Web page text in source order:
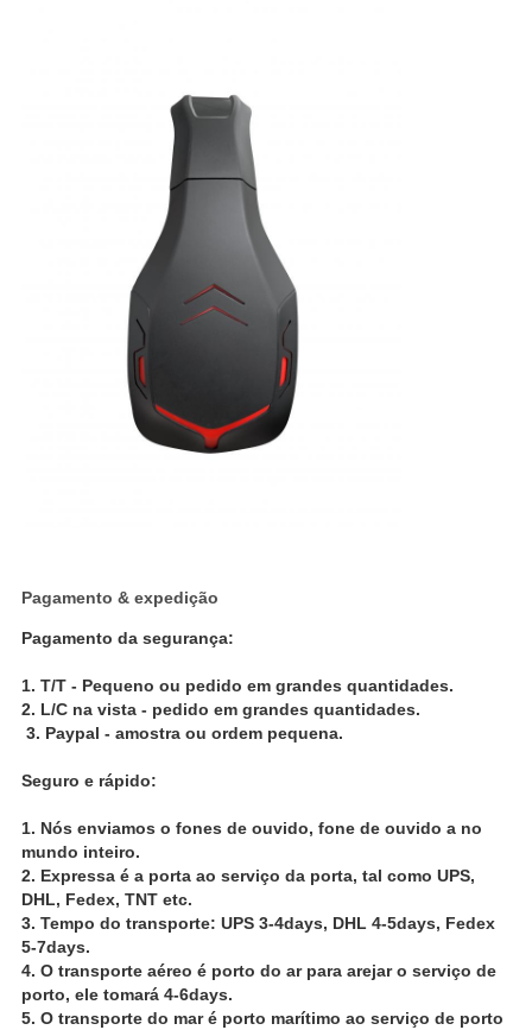
Pagamento & expedição
Pagamento da segurança:
1. T/T - Pequeno ou pedido em grandes quantidades.
2. L/C na vista - pedido em grandes quantidades.
3. Paypal - amostra ou ordem pequena.
Seguro e rápido:
1. Nós enviamos o fones de ouvido, fone de ouvido a no
mundo inteiro.
2. Expressa é a porta ao serviço da porta, tal como UPS,
DHL, Fedex, TNT etc.
3. Tempo do transporte: UPS 3-4days, DHL 4-5days, Fedex
5-7days.
4. O transporte aéreo é porto do ar para arejar o serviço de
porto, ele tomará 4-6days.
5. O transporte do mar é porto marítimo ao serviço de porto